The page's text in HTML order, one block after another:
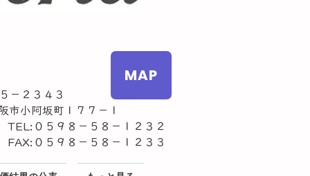
－２３４３
小阿坂町１７７－１
５９８－５８－１２３２
０５９８－５８－１２３３
MAP